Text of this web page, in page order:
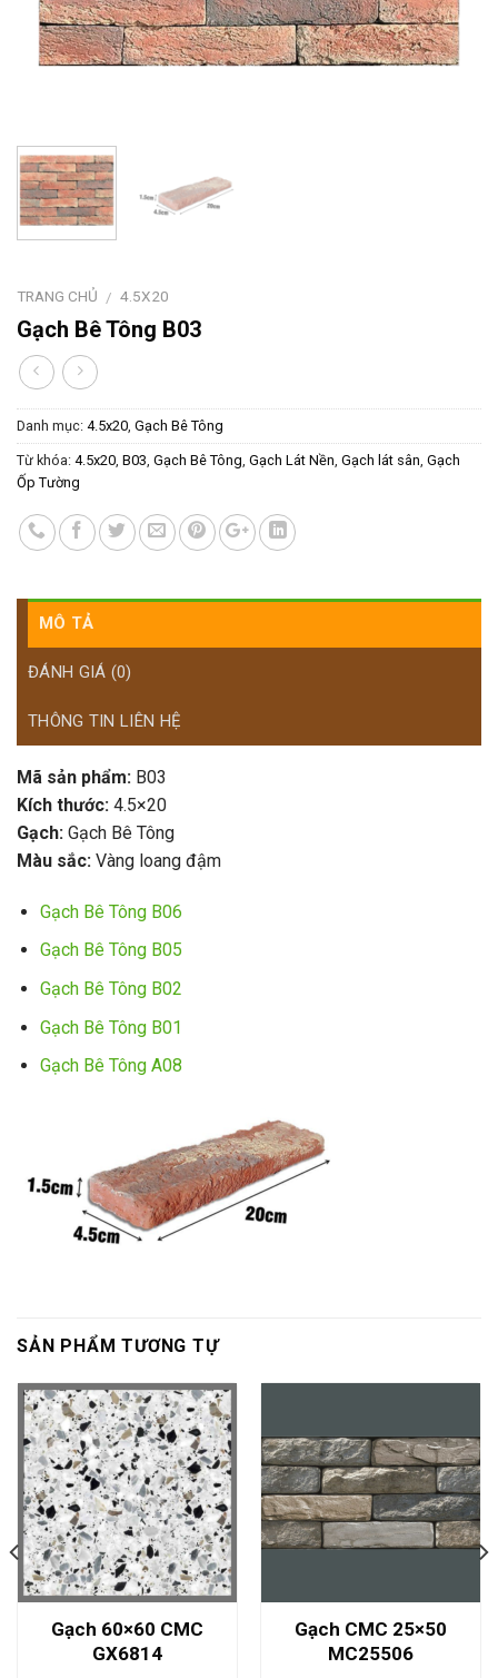
TRANG CHỦ / 4.5X20
Gạch Bê Tông B03
Danh mục: 4.5x20, Gạch Bê Tông
Từ khóa: 4.5x20, B03, Gạch Bê Tông, Gạch Lát Nền, Gạch lát sân, Gạch
Ốp Tường
MÔ TẢ
ĐÁNH GIÁ (0)
THÔNG TIN LIÊN HỆ
Mã sản phẩm: B03
Kích thước: 4.5×20
Gạch: Gạch Bê Tông
Màu sắc: Vàng loang đậm
Gạch Bê Tông B06
Gạch Bê Tông B05
Gạch Bê Tông B02
Gạch Bê Tông B01
Gạch Bê Tông A08
SẢN PHẨM TƯƠNG TỰ
Gạch 60×60 CMC
GX6814
Gạch CMC 25×50
MC25506